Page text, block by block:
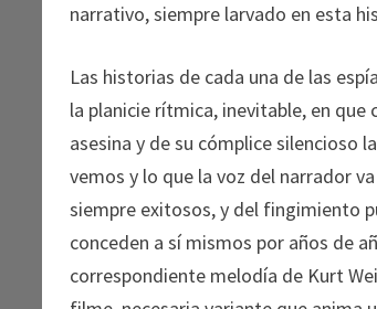
narrativo, siempre larvado en esta
Las historias de cada una de las
la planicie rítmica, inevitable, en
asesina y de su cómplice silencioso
vemos y lo que la voz del narrador
siempre exitosos, y del fingimiento
conceden a sí mismos por años de
correspondiente melodía de Kurt